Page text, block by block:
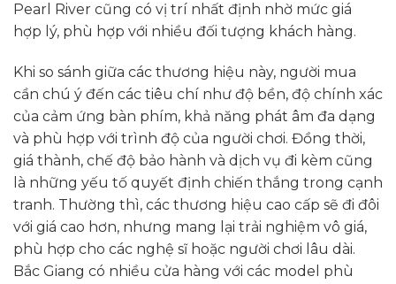
Pearl River cũng có vị trí nhất định nhờ mức giá
hợp lý, phù hợp với nhiều đối tượng khách hàng.
Khi so sánh giữa các thương hiệu này, người mua
cần chú ý đến các tiêu chí như độ bền, độ chính xác
của cảm ứng bàn phím, khả năng phát âm đa dạng
và phù hợp với trình độ của người chơi. Đồng thời,
giá thành, chế độ bảo hành và dịch vụ đi kèm cũng
là những yếu tố quyết định chiến thắng trong cạnh
tranh. Thường thì, các thương hiệu cao cấp sẽ đi đôi
với giá cao hơn, nhưng mang lại trải nghiệm vô giá,
phù hợp cho các nghệ sĩ hoặc người chơi lâu dài.
Bắc Giang có nhiều cửa hàng với các model phù